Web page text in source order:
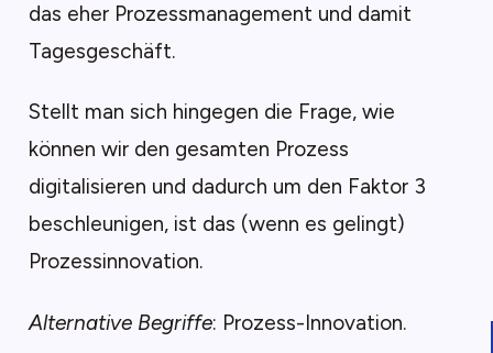
das eher Prozessmanagement und damit
Tagesgeschäft.
Stellt man sich hingegen die Frage, wie
können wir den gesamten Prozess
digitalisieren und dadurch um den Faktor 3
beschleunigen, ist das (wenn es gelingt)
Prozessinnovation.
Alternative Begriffe: Prozess-Innovation.